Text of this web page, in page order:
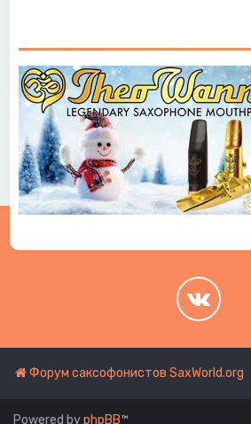
Форум саксофонистов SaxWorld.org
Powered byphpBB™